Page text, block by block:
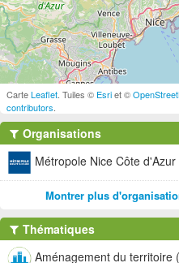
CarteLeaflet . Tuiles © Esriet ©
contributors
Organisations
Métropole Nice Côte d'Azur
Montrer plus
Thématiques
Aménagement du territoire